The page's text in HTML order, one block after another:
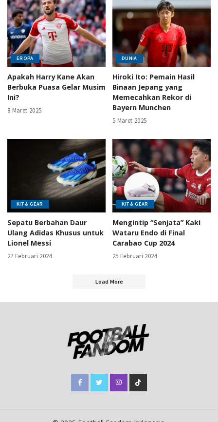
EROPA
Apakah Harry Kane Akan
Berbuka Puasa Gelar Musim
Ini?
8 Maret 2025
DUNIA
Hiroki Ito: Pemain Hasil
Binaan Jepang yang
Memecahkan Rekor di
Bayern Munchen
5 Maret 2025
KIT & GEAR
Sepatu Berbahan Daur
Ulang Adidas Khusus untuk
Lionel Messi
27 Februari 2024
KIT & GEAR
Mengintip “Senjata” Kaki
Wataru Endo di Final
Carabao Cup 2024
25 Februari 2024
Load More